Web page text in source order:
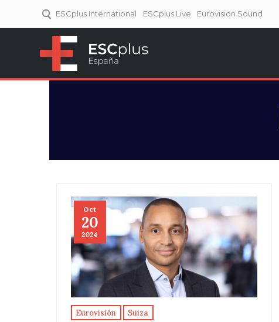
ESCplus International ESCplus Live Eurovision Sound
Oct
20
2024
Eurovisión Suiza